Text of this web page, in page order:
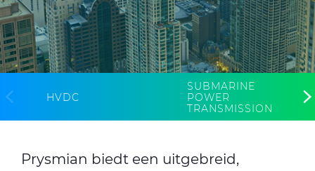
CableApp
Haspel retouren
HVDC
SUBMARINE
POWER
TRANSMISSION
Prysmian biedt een uitgebreid,